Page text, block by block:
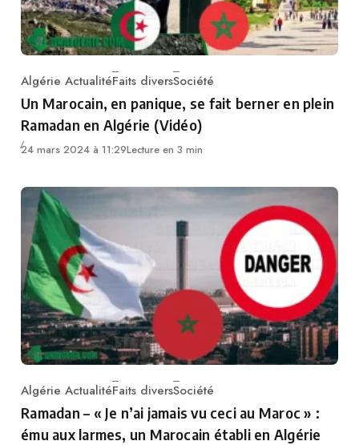
Category
Algérie ActualitéFaits diversSociété
Un Marocain, en panique, se fait berner en plein
Ramadan en Algérie (Vidéo)
24 mars 2024 à 11:29Lecture en 3 min
Category
Algérie ActualitéFaits diversSociété
Ramadan – « Je n’ai jamais vu ceci au Maroc » :
ému aux larmes, un Marocain établi en Algérie